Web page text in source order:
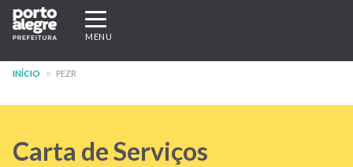
Pular
para
conteúdo
Expandir/recolher
navegação
MENU
INÍCIO PEZR
Carta de Serviços